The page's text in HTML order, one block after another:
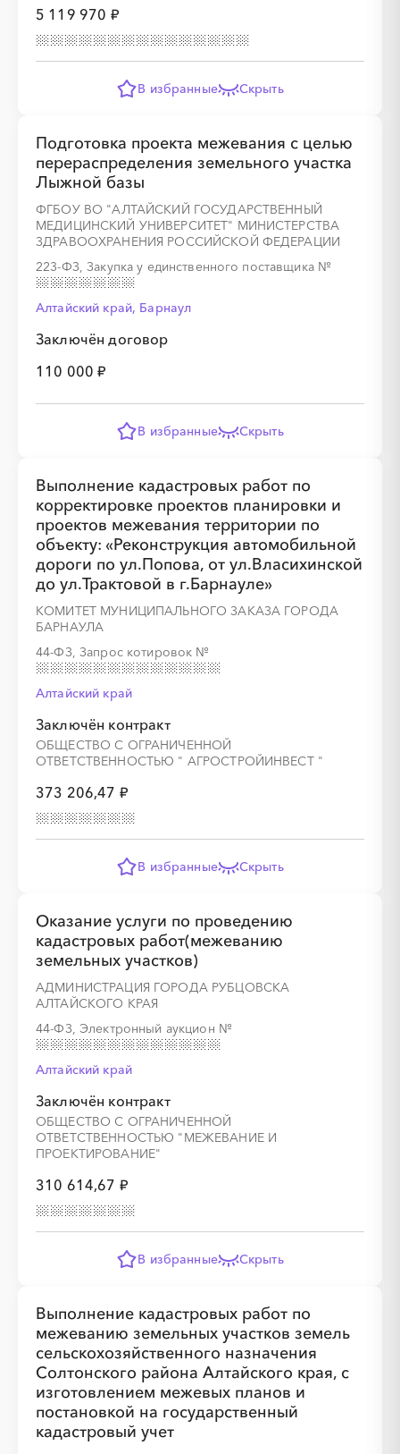
5 119 970 ₽
В избранные Скрыть
Подготовка проекта межевания с целью
перераспределения земельного участка
Лыжной базы
ФГБОУ ВО "АЛТАЙСКИЙ ГОСУДАРСТВЕННЫЙ
МЕДИЦИНСКИЙ УНИВЕРСИТЕТ" МИНИСТЕРСТВА
ЗДРАВООХРАНЕНИЯ РОССИЙСКОЙ ФЕДЕРАЦИИ
223-ФЗ, Закупка у единственного поставщика №
Алтайский край, Барнаул
Заключён договор
110 000 ₽
В избранные Скрыть
Выполнение кадастровых работ по
корректировке проектов планировки и
проектов межевания территории по
объекту: «Реконструкция автомобильной
дороги по ул.Попова, от ул.Власихинской
до ул.Трактовой в г.Барнауле»
КОМИТЕТ МУНИЦИПАЛЬНОГО ЗАКАЗА ГОРОДА
БАРНАУЛА
44-ФЗ, Запрос котировок №
Алтайский край
Заключён контракт
ОБЩЕСТВО С ОГРАНИЧЕННОЙ
ОТВЕТСТВЕННОСТЬЮ " АГРОСТРОЙИНВЕСТ "
373 206,47 ₽
В избранные Скрыть
Оказание услуги по проведению
кадастровых работ(межеванию
земельных участков)
АДМИНИСТРАЦИЯ ГОРОДА РУБЦОВСКА
АЛТАЙСКОГО КРАЯ
44-ФЗ, Электронный аукцион №
Алтайский край
Заключён контракт
ОБЩЕСТВО С ОГРАНИЧЕННОЙ
ОТВЕТСТВЕННОСТЬЮ "МЕЖЕВАНИЕ И
ПРОЕКТИРОВАНИЕ"
310 614,67 ₽
В избранные Скрыть
Выполнение кадастровых работ по
межеванию земельных участков земель
сельскохозяйственного назначения
Солтонского района Алтайского края, с
изготовлением межевых планов и
постановкой на государственный
кадастровый учет